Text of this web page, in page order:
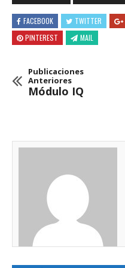
FACEBOOK TWITTER
PINTEREST
MAIL
Publicaciones
Anteriores
Módulo IQ